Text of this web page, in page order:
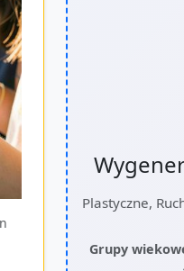
Plastyczne,
Grupy